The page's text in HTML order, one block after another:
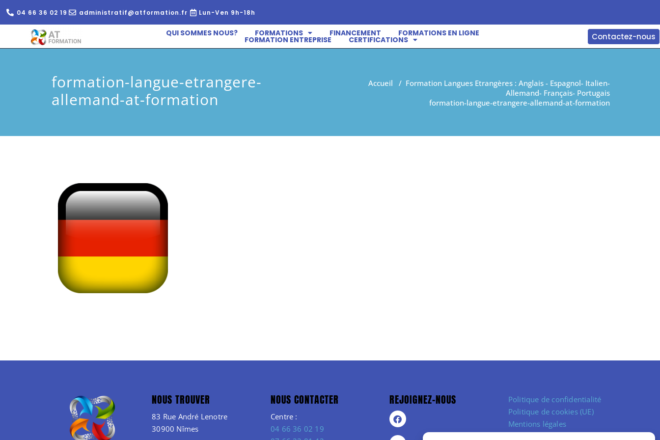
04 66 36 02 19 administratif@atformation.fr Lun-Ven 9h-18h
QUI SOMMES NOUS? FORMATIONS FINANCEMENT FORMATIONS EN LIGNE
FORMATION ENTREPRISE CERTIFICATIONS Contactez-nous
formation-langue-etrangere-
allemand-at-formation
Accueil / Formation Langues Etrangères : Anglais - Espagnol- Italien-
Allemand- Français- Portugais
formation-langue-etrangere-allemand-at-formation
NOUS TROUVER
83 Rue André Lenotre
30900 Nîmes
NOUS CONTACTER
Centre :
04 66 36 02 19
REJOIGNEZ-NOUS
Politique de confidentialité
Politique de cookies (UE)
Mentions légales